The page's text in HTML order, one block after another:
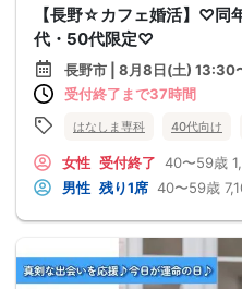
【長野☆カフェ婚活】♡同
代・50代限定♡
長野市 | 8月8日(土) 13:30
受付終了まで37時間
はなしま専科 40代向け
女性 受付終了 40〜59歳
男性 残り1席 40〜59歳